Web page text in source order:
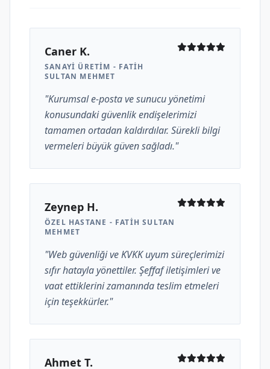
Caner K.
SANAYI ÜRETIM - FATIH
SULTAN MEHMET
"Kurumsal e-posta ve sunucu yönetimi
konusundaki güvenlik endişelerimizi
tamamen ortadan kaldırdılar. Sürekli bilgi
vermeleri büyük güven sağladı."
Zeynep H.
ÖZEL HASTANE - FATIH SULTAN
MEHMET
"Web güvenliği ve KVKK uyum süreçlerimizi
sıfır hatayla yönettiler. Şeffaf iletişimleri ve
vaat ettiklerini zamanında teslim etmeleri
için teşekkürler."
Ahmet T.